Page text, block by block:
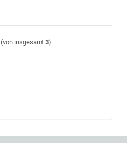
(von insgesamt 3)